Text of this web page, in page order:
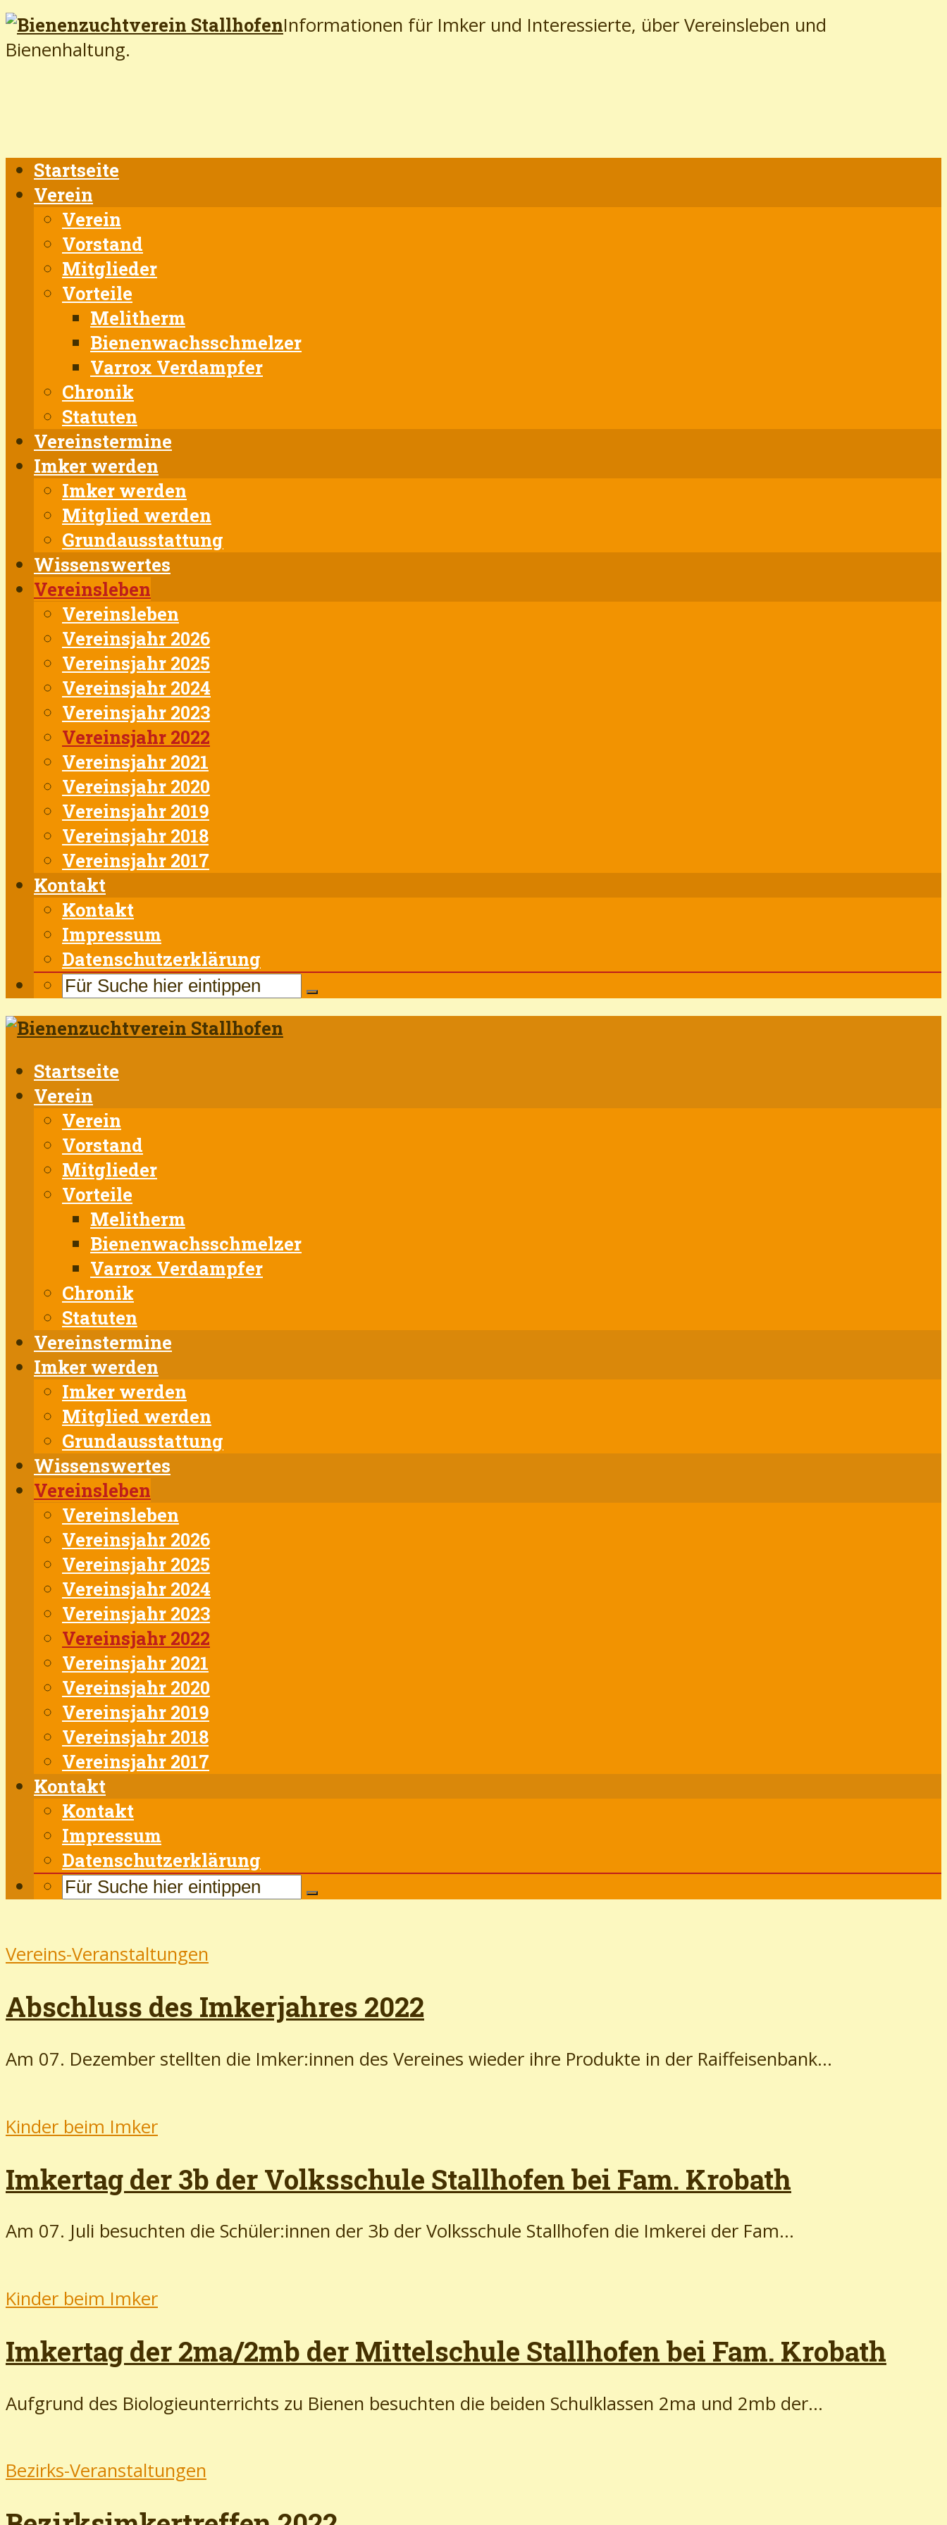
Informationen für Imker und Interessierte, über Vereinsleben und
Bienenhaltung.
Startseite
Verein
Verein
Vorstand
Mitglieder
Vorteile
Melitherm
Bienenwachsschmelzer
Varrox Verdampfer
Chronik
Statuten
Vereinstermine
Imker werden
Imker werden
Mitglied werden
Grundausstattung
Wissenswertes
Vereinsleben
Vereinsleben
Vereinsjahr 2026
Vereinsjahr 2025
Vereinsjahr 2024
Vereinsjahr 2023
Vereinsjahr 2022
Vereinsjahr 2021
Vereinsjahr 2020
Vereinsjahr 2019
Vereinsjahr 2018
Vereinsjahr 2017
Kontakt
Kontakt
Impressum
Datenschutzerklärung
Startseite
Verein
Verein
Vorstand
Mitglieder
Vorteile
Melitherm
Bienenwachsschmelzer
Varrox Verdampfer
Chronik
Statuten
Vereinstermine
Imker werden
Imker werden
Mitglied werden
Grundausstattung
Wissenswertes
Vereinsleben
Vereinsleben
Vereinsjahr 2026
Vereinsjahr 2025
Vereinsjahr 2024
Vereinsjahr 2023
Vereinsjahr 2022
Vereinsjahr 2021
Vereinsjahr 2020
Vereinsjahr 2019
Vereinsjahr 2018
Vereinsjahr 2017
Kontakt
Kontakt
Impressum
Datenschutzerklärung
Vereins-Veranstaltungen
Abschluss des Imkerjahres 2022
Am 07. Dezember stellten die Imker:innen des Vereines wieder ihre Produkte in der Raiffeisenbank...
Kinder beim Imker
Imkertag der 3b der Volksschule Stallhofen bei Fam. Krobath
Am 07. Juli besuchten die Schüler:innen der 3b der Volksschule Stallhofen die Imkerei der Fam...
Kinder beim Imker
Imkertag der 2ma/2mb der Mittelschule Stallhofen bei Fam. Krobath
Aufgrund des Biologieunterrichts zu Bienen besuchten die beiden Schulklassen 2ma und 2mb der...
Bezirks-Veranstaltungen